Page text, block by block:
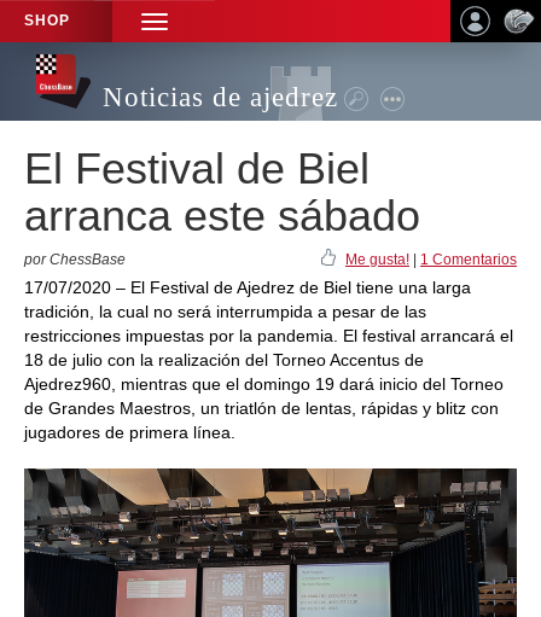
SHOP
TOGGLE
NAVIGATION
Noticias de ajedrez
El Festival de Biel
arranca este sábado
por ChessBase Me gusta! 1 Comentarios
17/07/2020 – El Festival de Ajedrez de Biel tiene una larga
tradición, la cual no será interrumpida a pesar de las
restricciones impuestas por la pandemia. El festival arrancará el
18 de julio con la realización del Torneo Accentus de
Ajedrez960, mientras que el domingo 19 dará inicio del Torneo
de Grandes Maestros, un triatlón de lentas, rápidas y blitz con
jugadores de primera línea.